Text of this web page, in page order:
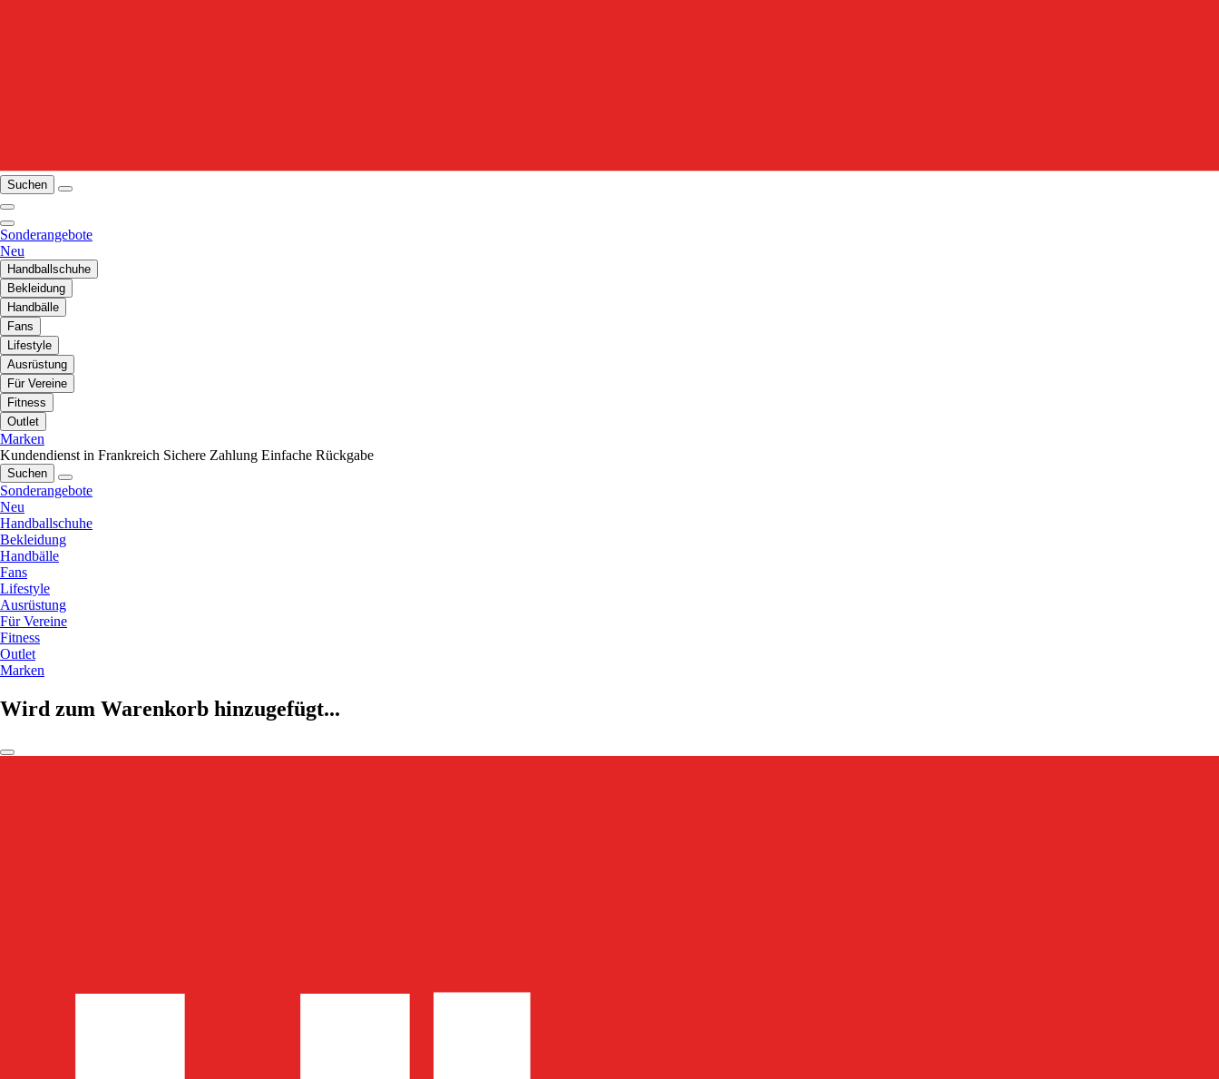
Suchen
Sonderangebote
Neu
Handballschuhe
Bekleidung
Handbälle
Fans
Lifestyle
Ausrüstung
Für Vereine
Fitness
Outlet
Marken
Kundendienst in Frankreich Sichere Zahlung Einfache Rückgabe
Suchen
Sonderangebote
Neu
Handballschuhe
Bekleidung
Handbälle
Fans
Lifestyle
Ausrüstung
Für Vereine
Fitness
Outlet
Marken
Wird zum Warenkorb hinzugefügt...